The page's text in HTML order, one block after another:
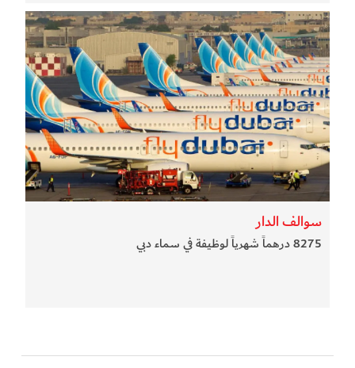
سوالف الدار
8275 درهماً شهرياً لوظيفة في سماء دبي